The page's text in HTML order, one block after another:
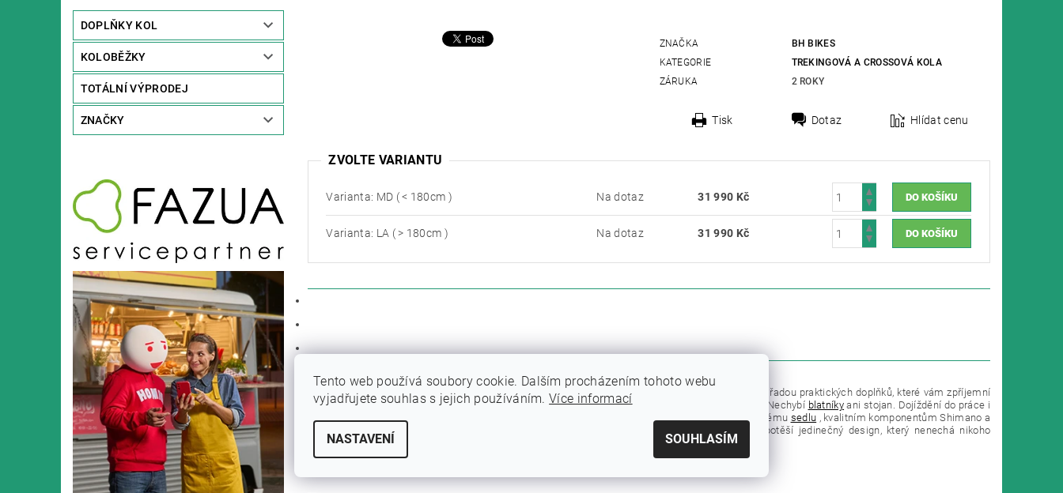
DOPLŇKY KOL
KOLOBĚŽKY
TOTÁLNÍ VÝPRODEJ
ZNAČKY
ZNAČKA
BH BIKES
KATEGORIE
TREKINGOVÁ A CROSSOVÁ KOLA
ZÁRUKA
2 ROKY
Tisk Dotaz Hlídat cenu
ZVOLTE VARIANTU
Varianta: MD ( < 180cm ) Na dotaz 31 990 Kč
Varianta: LA ( > 180cm ) Na dotaz 31 990 Kč
Trekingová kola BH je tou pravou volbou pro rekreační vyjížďky po městě i do přírody. Je vybaveno řadou praktických doplňků, které vám zpříjemní
cestu. Výkonné osvětlení se postará o to, abyste byli vidět a zároveň jste měli dostatečný rozhled. Nechybí blatníky ani stojan. Dojíždění do práce i
do obchodu se stane opravdovým potěšením díky pevnému a lehkému hliníkovémurámu, pohodlnému sedlu , kvalitním komponentům Shimano a
, která výborně absorbuje otřesy způsobené nerovnostmi cesty. Zároveň vás potěší jedinečný design, který nenechá nikoho
chladným.
Tento web používá soubory cookie. Dalším procházením tohoto webu
vyjadřujete souhlas s jejich používáním.Více informací
NASTAVENÍ SOUHLASÍM